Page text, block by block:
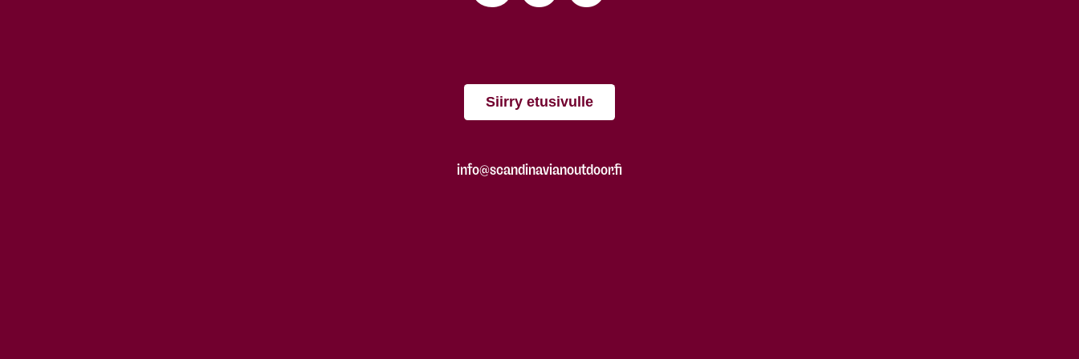
Siirry etusivulle
info@scandinavianoutdoor.fi